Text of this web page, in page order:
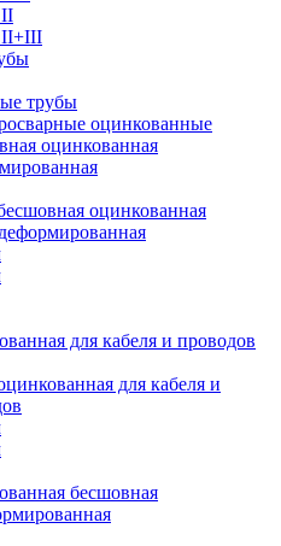
трубы
оцинкованные
оцинкованная
оцинкованная
для кабеля и проводов
для кабеля и
бесшовная